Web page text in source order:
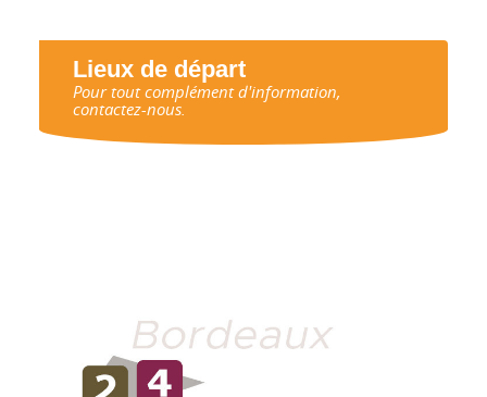
Lieux de départ
Pour tout complément d'information,
contactez-nous.